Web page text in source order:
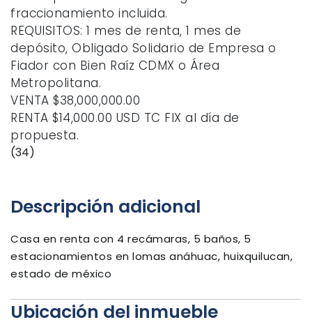
fraccionamiento incluida.
REQUISITOS: 1 mes de renta, 1 mes de
depósito, Obligado Solidario de Empresa o
Fiador con Bien Raíz CDMX o Área
Metropolitana.
VENTA $38,000,000.00
RENTA $14,000.00 USD TC FIX al día de
propuesta.
(34)
Descripción adicional
Casa en renta con 4 recámaras, 5 baños, 5
estacionamientos en lomas anáhuac, huixquilucan,
estado de méxico
Ubicación del inmueble